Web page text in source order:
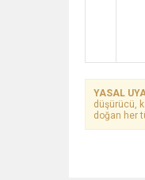
YASAL
düşürücü,
doğan her